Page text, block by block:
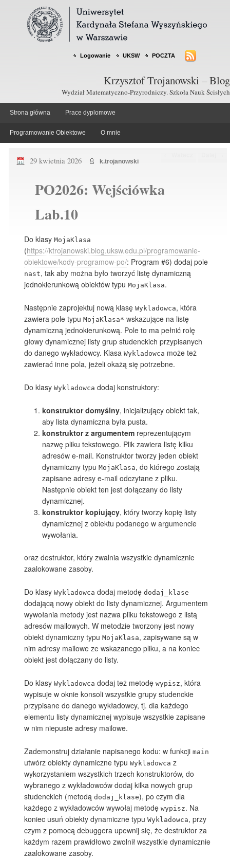
Logowanie UKSW POCZTA
Krzysztof Trojanowski – Blog
Wydział Matematyczno-Przyrodniczy. Szkoła Nauk Ścisłych
Strona główna Prace dyplomowe
Programowanie Obiektowe O mnie
PO2026: Wejściówka
Lab.10
29 kwietnia 2026 k.trojanowski
Do klasyMojaKlasa
(https://ktrojanowski.blog.uksw.edu.pl/programowanie-
obiektowe/kody-programow-po/: Program #6) dodaj pole
nast, tak aby można było tworzyć listę dynamiczną
jednokierunkową obiektów typuMojaKlasa.
Następnie zaprojektuj nową klasęWykladowca, która
zawiera pole typuMojaKlasa* wskazujące na listę
dynamiczną jednokierunkową. Pole to ma pełnić rolę
głowy dynamicznej listy grup studenckich przypisanych
do danego wykładowcy. KlasaWykladowca może też
zawierać inne pola, jeżeli okażą się potrzebne.
Do klasyWykladowca dodaj konstruktory:
konstruktor domyślny, inicjalizujący obiekt tak,
aby lista dynamiczna była pusta.
konstruktor z argumentem reprezentującym
nazwę pliku tekstowego. Plik zawiera listę kilku
adresów e-mail. Konstruktor tworzy jeden obiekt
dynamiczny typuMojaKlasa, do którego zostają
zapisane adresy e-mail odczytane z pliku.
Następnie obiekt ten jest dołączany do listy
dynamicznej.
konstruktor kopiujący, który tworzy kopię listy
dynamicznej z obiektu podanego w argumencie
wywołania.
oraz destruktor, który zwalnia wszystkie dynamicznie
zaalokowane zasoby.
Do klasyWykladowca dodaj metodędodaj_klase
dodającą nowy obiekt do listy dynamicznej. Argumentem
wywołania metody jest nazwa pliku tekstowego z listą
adresów mailowych. W metodzie tworzony jest nowy
obiekt dynamiczny typuMojaKlasa, zapisywane są w
nim adresy mailowe ze wskazanego pliku, a na koniec
obiekt jest dołączany do listy.
Do klasyWykladowca dodaj też metodęwypisz, która
wypisuje w oknie konsoli wszystkie grupy studenckie
przypisane do danego wykładowcy, tj. dla każdego
elementu listy dynamicznej wypisuje wszystkie zapisane
w nim niepuste adresy mailowe.
Zademonstruj działanie napisanego kodu: w funkcjimain
utwórz obiekty dynamiczne typuWykladowca z
wykorzystaniem wszystkich trzech konstruktorów, do
wybranego z wykładowców dodaj kilka nowych grup
studenckich (metodądodaj_klase), po czym dla
każdego z wykładowców wywołaj metodęwypisz. Na
koniec usuń obiekty dynamiczne typuWykladowca, przy
czym z pomocą debuggera upewnij się, że destruktor za
każdym razem prawidłowo zwolnił wszystkie dynamicznie
zaalokowane zasoby.